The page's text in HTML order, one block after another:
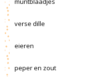
verse dille
eieren
peper en zout